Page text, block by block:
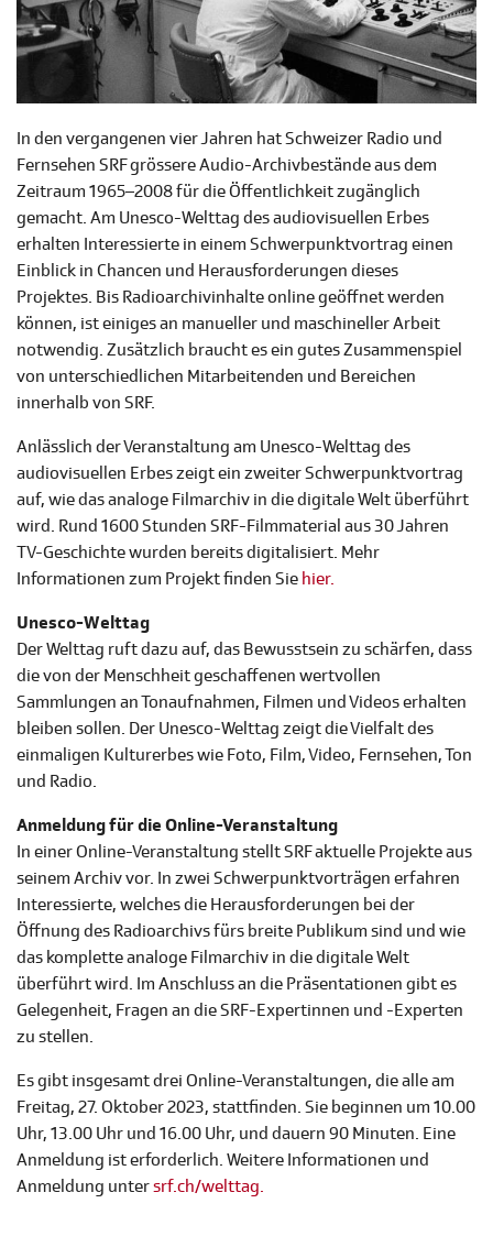
In den vergangenen vier Jahren hat Schweizer Radio und
Fernsehen SRF grössere Audio-Archivbestände aus dem
Zeitraum 1965–2008 für die Öffentlichkeit zugänglich
gemacht. Am Unesco-Welttag des audiovisuellen Erbes
erhalten Interessierte in einem Schwerpunktvortrag einen
Einblick in Chancen und Herausforderungen dieses
Projektes. Bis Radioarchivinhalte online geöffnet werden
können, ist einiges an manueller und maschineller Arbeit
notwendig. Zusätzlich braucht es ein gutes Zusammenspiel
von unterschiedlichen Mitarbeitenden und Bereichen
innerhalb von SRF.
Anlässlich der Veranstaltung am Unesco-Welttag des
audiovisuellen Erbes zeigt ein zweiter Schwerpunktvortrag
auf, wie das analoge Filmarchiv in die digitale Welt überführt
wird. Rund 1600 Stunden SRF-Filmmaterial aus 30 Jahren
TV-Geschichte wurden bereits digitalisiert. Mehr
Informationen zum Projekt finden Sie hier.
Unesco-Welttag
Der Welttag ruft dazu auf, das Bewusstsein zu schärfen, dass
die von der Menschheit geschaffenen wertvollen
Sammlungen an Tonaufnahmen, Filmen und Videos erhalten
bleiben sollen. Der Unesco-Welttag zeigt die Vielfalt des
einmaligen Kulturerbes wie Foto, Film, Video, Fernsehen, Ton
und Radio.
Anmeldung für die Online-Veranstaltung
In einer Online-Veranstaltung stellt SRF aktuelle Projekte aus
seinem Archiv vor. In zwei Schwerpunktvorträgen erfahren
Interessierte, welches die Herausforderungen bei der
Öffnung des Radioarchivs fürs breite Publikum sind und wie
das komplette analoge Filmarchiv in die digitale Welt
überführt wird. Im Anschluss an die Präsentationen gibt es
Gelegenheit, Fragen an die SRF-Expertinnen und -Experten
zu stellen.
Es gibt insgesamt drei Online-Veranstaltungen, die alle am
Freitag, 27. Oktober 2023, stattfinden. Sie beginnen um 10.00
Uhr, 13.00 Uhr und 16.00 Uhr, und dauern 90 Minuten. Eine
Anmeldung ist erforderlich. Weitere Informationen und
Anmeldung untersrf.ch/welttag.